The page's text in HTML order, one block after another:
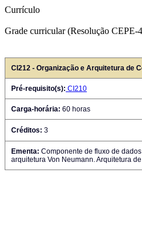
Currículo
Grade curricular (Resolução CEPE-
CI212 - Organização e Arquitetura de
Pré-requisito(s): CI210
Carga-horária: 60 horas
Créditos: 3
Ementa: Componente de fluxo de
arquitetura Von Neumann. Arquitetura